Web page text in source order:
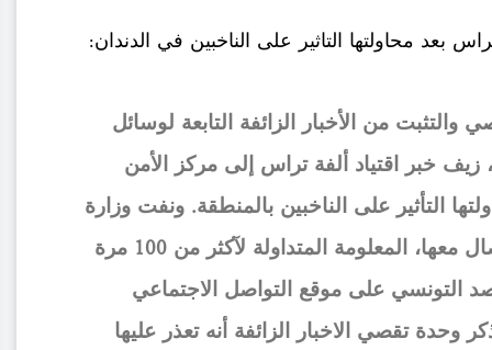
بعد محاولتها التاثير على الناخبين في الدندان:
والتثبت من الأخبار الزائفة التابعة لوسائل
زيف خبر اقتياد ألفة تراس إلى مركز الأمن
التأثير على الناخبين بالمنطقة. ونفت وزارة
الداخلية، في اتصال معها، المعلومة المتداولة لآكثر من 100 مرة
التونسي على موقع التواصل الاجتماعي
تقصي الاخبار الزائفة أنه تعذر عليها